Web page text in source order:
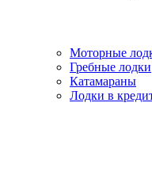
Моторные
Гребные лодки
Катамараны
Лодки в